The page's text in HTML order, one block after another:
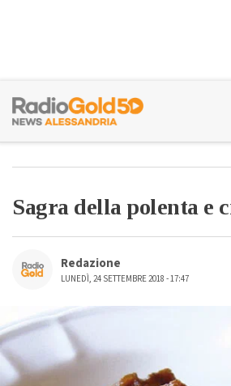
Sagra della polenta e
Redazione
LUNEDÌ, 24 SETTEMBRE 2018 - 17:47